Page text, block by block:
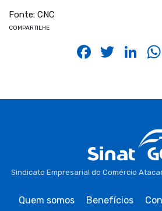
Fonte: CNC
COMPARTILHE
Sindicato Empresarial do Comércio
Quem somos Benefícios